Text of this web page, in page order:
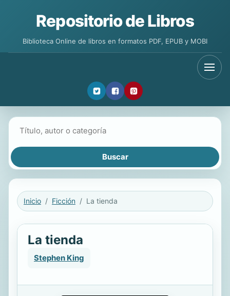
Repositorio de Libros
Biblioteca Online de libros en formatos PDF, EPUB y MOBI
Inicio Ficción La tienda
La tienda
Stephen King